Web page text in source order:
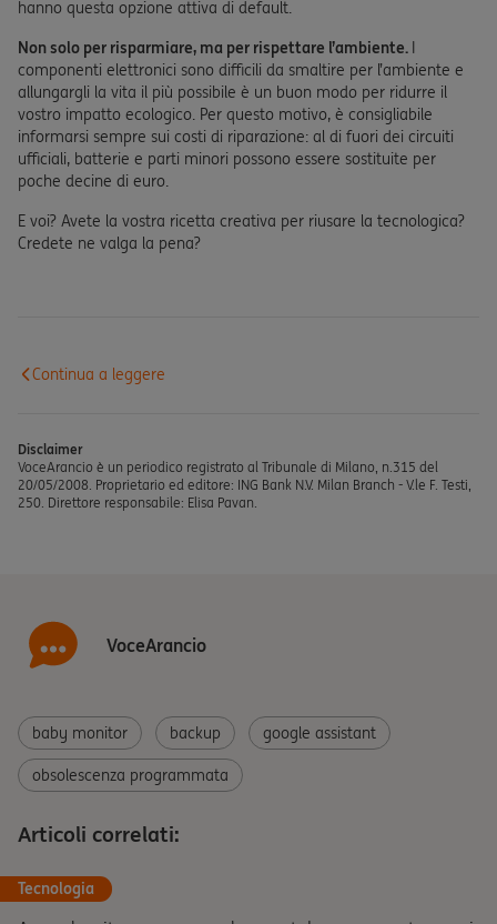
hanno questa opzione attiva di default.
Non solo per risparmiare, ma per rispettare l’ambiente. I
componenti elettronici sono difficili da smaltire per l’ambiente e
allungargli la vita il più possibile è un buon modo per ridurre il
vostro impatto ecologico. Per questo motivo, è consigliabile
informarsi sempre sui costi di riparazione: al di fuori dei circuiti
ufficiali, batterie e parti minori possono essere sostituite per
poche decine di euro.
E voi? Avete la vostra ricetta creativa per riusare la tecnologica?
Credete ne valga la pena?
Continua a leggere
Disclaimer
VoceArancio è un periodico registrato al Tribunale di Milano, n.315 del
20/05/2008. Proprietario ed editore: ING Bank N.V. Milan Branch - V.le F. Testi,
250. Direttore responsabile: Elisa Pavan.
VoceArancio
baby monitor backup google assistant
obsolescenza programmata
Articoli correlati:
Tecnologia